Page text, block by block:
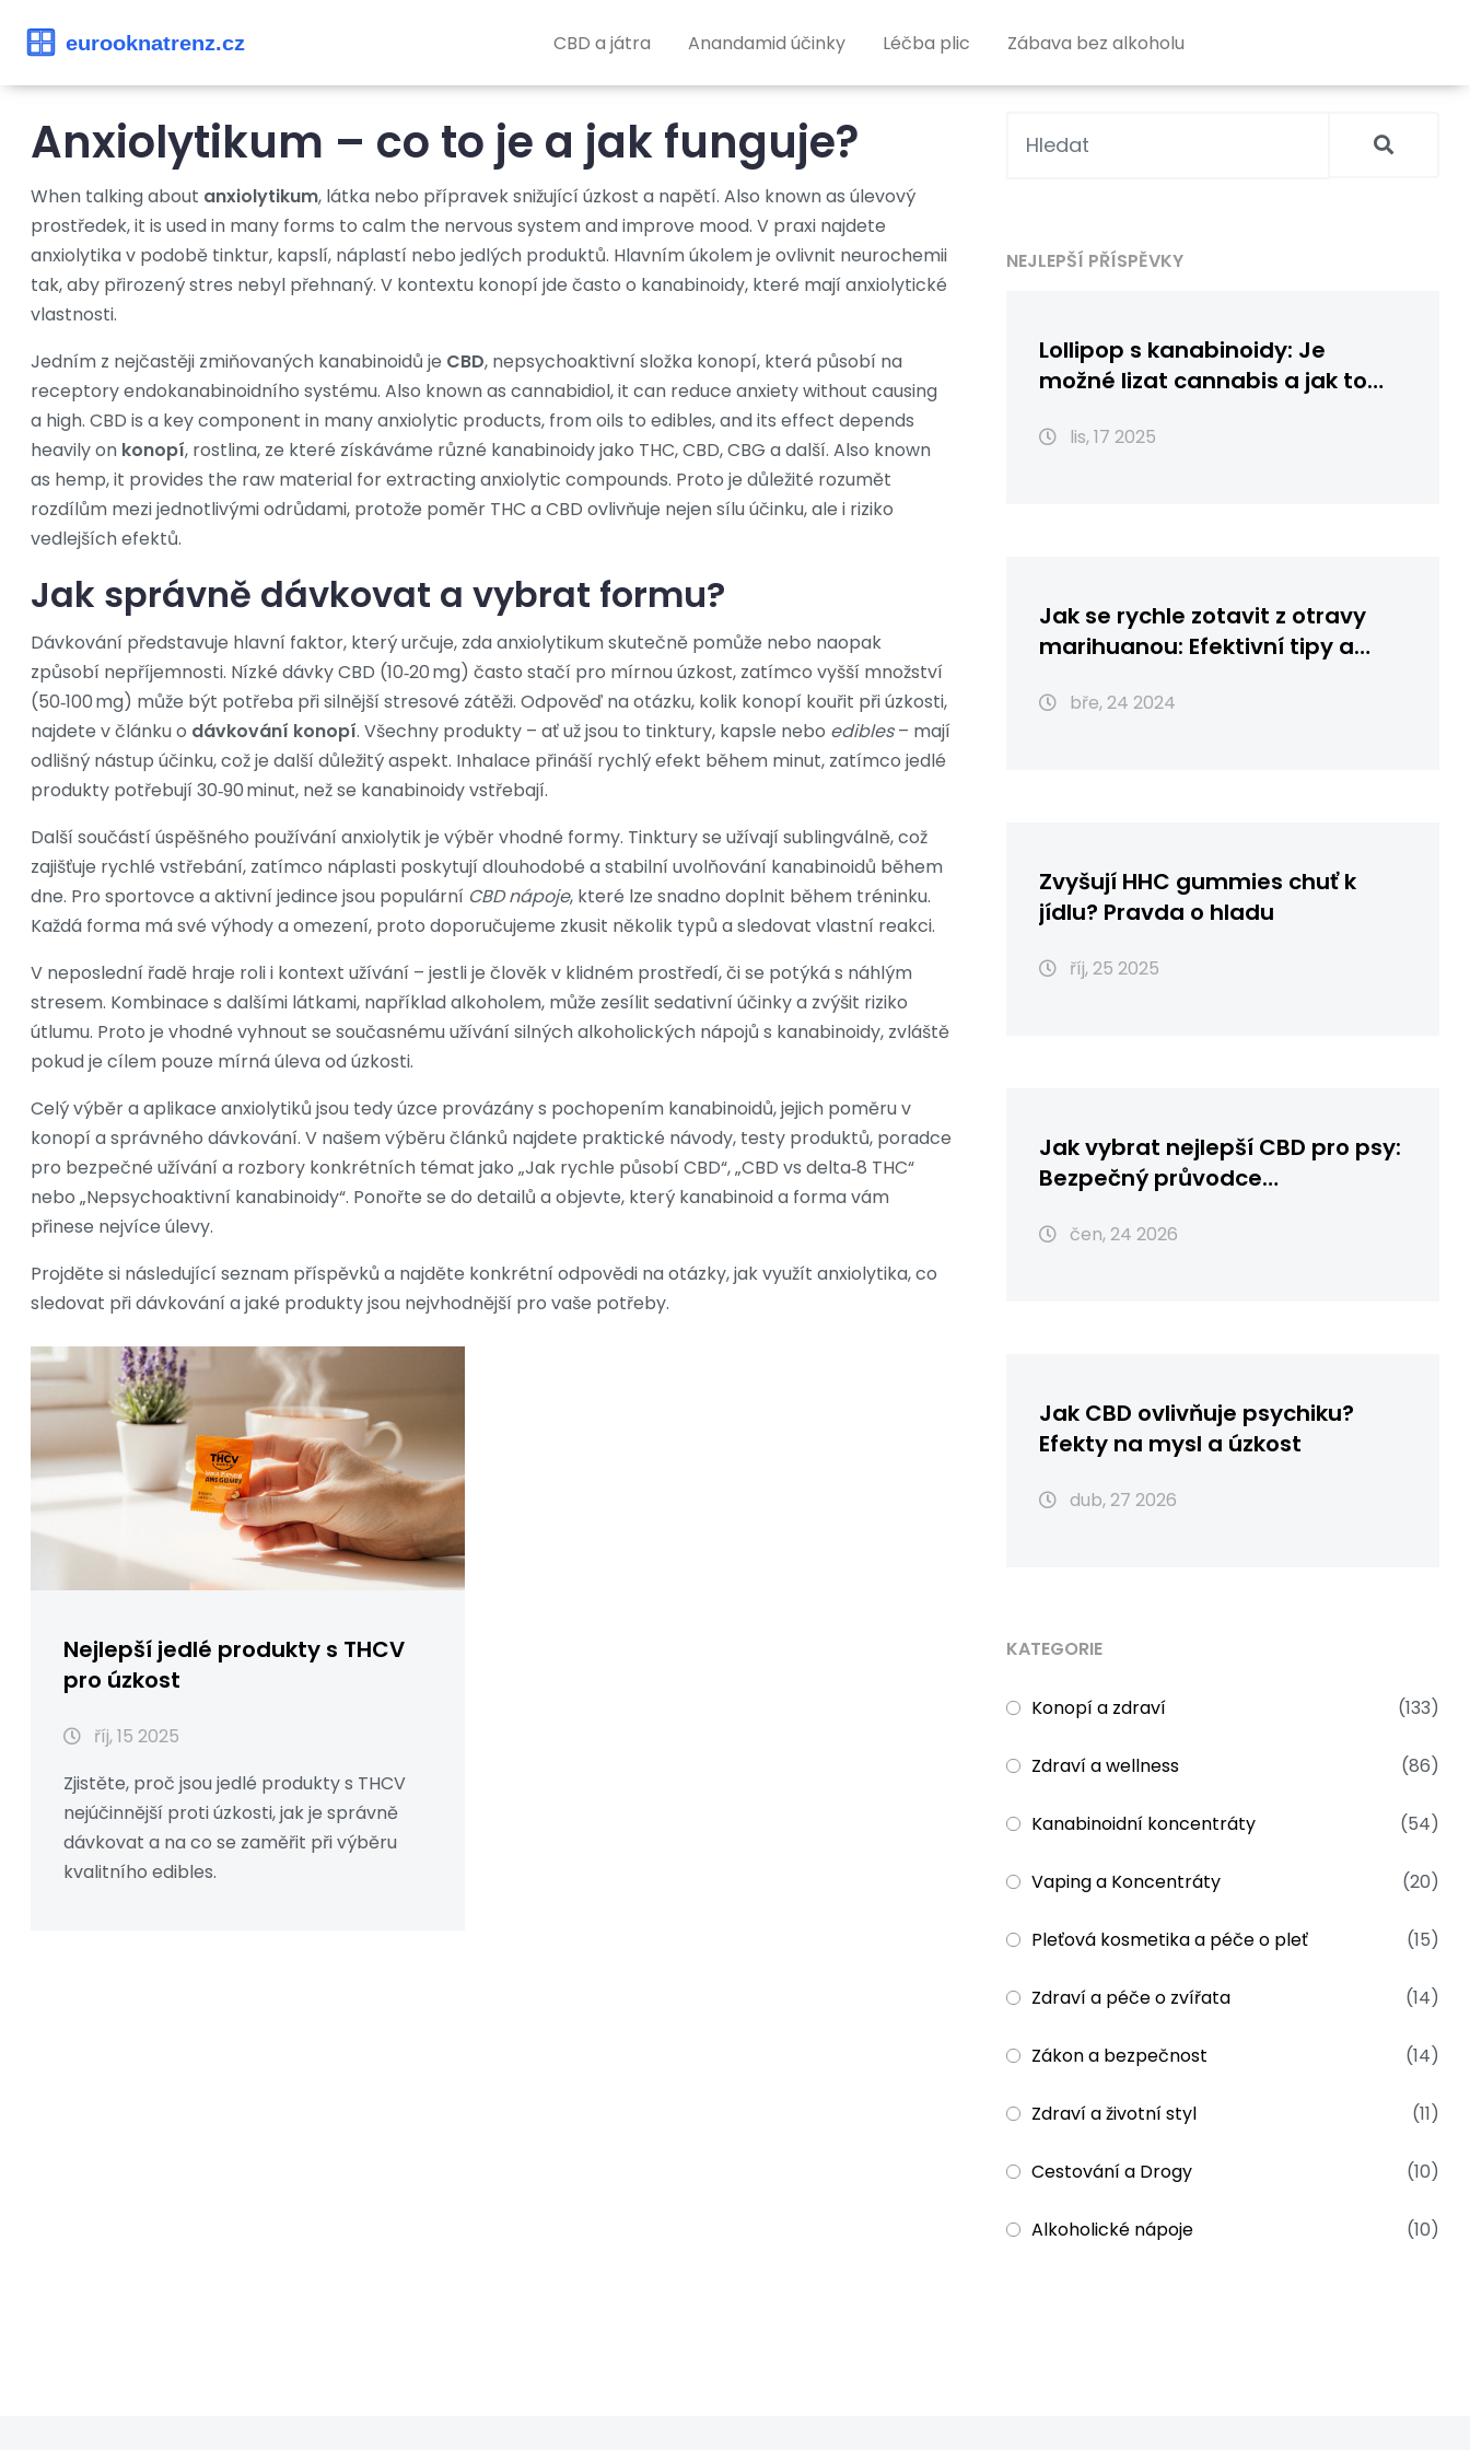
CBD a játra Anandamid účinky Léčba plic Zábava bez alkoholu
Anxiolytikum – co to je a jak funguje?
When talking about anxiolytikum, látka nebo přípravek snižující úzkost a napětí. Also known as úlevový
prostředek, it is used in many forms to calm the nervous system and improve mood. V praxi najdete
anxiolytika v podobě tinktur, kapslí, náplastí nebo jedlých produktů. Hlavním úkolem je ovlivnit neurochemii
tak, aby přirozený stres nebyl přehnaný. V kontextu konopí jde často o kanabinoidy, které mají anxiolytické
vlastnosti.
Jedním z nejčastěji zmiňovaných kanabinoidů je CBD, nepsychoaktivní složka konopí, která působí na
receptory endokanabinoidního systému. Also known as cannabidiol, it can reduce anxiety without causing
a high. CBD is a key component in many anxiolytic products, from oils to edibles, and its effect depends
heavily on konopí, rostlina, ze které získáváme různé kanabinoidy jako THC, CBD, CBG a další. Also known
as hemp, it provides the raw material for extracting anxiolytic compounds. Proto je důležité rozumět
rozdílům mezi jednotlivými odrůdami, protože poměr THC a CBD ovlivňuje nejen sílu účinku, ale i riziko
vedlejších efektů.
Jak správně dávkovat a vybrat formu?
Dávkování představuje hlavní faktor, který určuje, zda anxiolytikum skutečně pomůže nebo naopak
způsobí nepříjemnosti. Nízké dávky CBD (10‑20 mg) často stačí pro mírnou úzkost, zatímco vyšší množství
(50‑100 mg) může být potřeba při silnější stresové zátěži. Odpověď na otázku, kolik konopí kouřit při úzkosti,
najdete v článku o dávkování konopí. Všechny produkty – ať už jsou to tinktury, kapsle nebo edibles– mají
odlišný nástup účinku, což je další důležitý aspekt. Inhalace přináší rychlý efekt během minut, zatímco jedlé
produkty potřebují 30‑90 minut, než se kanabinoidy vstřebají.
Další součástí úspěšného používání anxiolytik je výběr vhodné formy. Tinktury se užívají sublingválně, což
zajišťuje rychlé vstřebání, zatímco náplasti poskytují dlouhodobé a stabilní uvolňování kanabinoidů během
dne. Pro sportovce a aktivní jedince jsou populární CBD nápoje, které lze snadno doplnit během tréninku.
Každá forma má své výhody a omezení, proto doporučujeme zkusit několik typů a sledovat vlastní reakci.
V neposlední řadě hraje roli i kontext užívání – jestli je člověk v klidném prostředí, či se potýká s náhlým
stresem. Kombinace s dalšími látkami, například alkoholem, může zesílit sedativní účinky a zvýšit riziko
útlumu. Proto je vhodné vyhnout se současnému užívání silných alkoholických nápojů s kanabinoidy, zvláště
pokud je cílem pouze mírná úleva od úzkosti.
Celý výběr a aplikace anxiolytiků jsou tedy úzce provázány s pochopením kanabinoidů, jejich poměru v
konopí a správného dávkování. V našem výběru článků najdete praktické návody, testy produktů, poradce
pro bezpečné užívání a rozbory konkrétních témat jako „Jak rychle působí CBD“, „CBD vs delta‑8 THC“
nebo „Nepsychoaktivní kanabinoidy“. Ponořte se do detailů a objevte, který kanabinoid a forma vám
přinese nejvíce úlevy.
Projděte si následující seznam příspěvků a najděte konkrétní odpovědi na otázky, jak využít anxiolytika, co
sledovat při dávkování a jaké produkty jsou nejvhodnější pro vaše potřeby.
Nejlepší jedlé produkty s THCV
pro úzkost
říj, 15 2025
Zjistěte, proč jsou jedlé produkty s THCV
nejúčinnější proti úzkosti, jak je správně
dávkovat a na co se zaměřit při výběru
kvalitního edibles.
NEJLEPŠÍ PŘÍSPĚVKY
Lollipop s kanabinoidy: Je
možné lizat cannabis a jak to
lis, 17 2025
Jak se rychle zotavit z otravy
marihuanou: Efektivní tipy a
bře, 24 2024
Zvyšují HHC gummies chuť k
jídlu? Pravda o hladu
říj, 25 2025
Jak vybrat nejlepší CBD pro psy:
Bezpečný průvodce
čen, 24 2026
Jak CBD ovlivňuje psychiku?
Efekty na mysl a úzkost
dub, 27 2026
KATEGORIE
Konopí a zdraví (133)
Zdraví a wellness (86)
Kanabinoidní koncentráty (54)
Vaping a Koncentráty (20)
Pleťová kosmetika a péče o pleť (15)
Zdraví a péče o zvířata (14)
Zákon a bezpečnost (14)
Zdraví a životní styl (11)
Cestování a Drogy (10)
Alkoholické nápoje (10)